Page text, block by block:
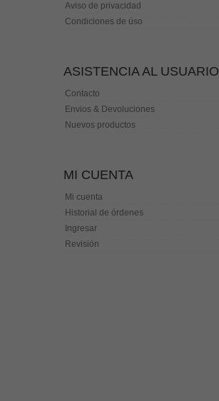
Aviso de privacidad
Condiciones de úso
ASISTENCIA AL USUARIO
Contacto
Envios & Devoluciones
Nuevos productos
MI CUENTA
Mi cuenta
Historial de órdenes
Ingresar
Revisión